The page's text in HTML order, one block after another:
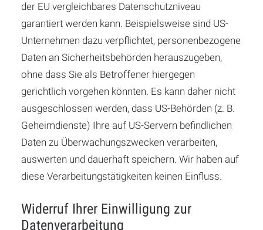
der EU vergleichbares Datenschutzniveau
garantiert werden kann. Beispielsweise sind US-
Unternehmen dazu verpflichtet, personenbezogene
Daten an Sicherheitsbehörden herauszugeben,
ohne dass Sie als Betroffener hiergegen
gerichtlich vorgehen könnten. Es kann daher nicht
ausgeschlossen werden, dass US-Behörden (z. B.
Geheimdienste) Ihre auf US-Servern befindlichen
Daten zu Überwachungszwecken verarbeiten,
auswerten und dauerhaft speichern. Wir haben auf
diese Verarbeitungstätigkeiten keinen Einfluss.
Widerruf Ihrer Einwilligung zur
Datenverarbeitung